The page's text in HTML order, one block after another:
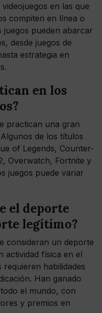
en las que
compiten en línea o
juegos pueden abarcar
desde juegos de
estrategia en
en los
practican una gran
de los títulos
of Legends, Counter-
, Overwatch, Fortnite y
juegos puede variar
el deporte
legítimo?
consideran un deporte
actividad física en el
habilidades
Han ganado
el mundo, con
y premios en